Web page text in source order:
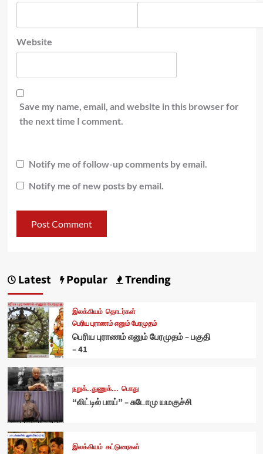
Website
Save my name, email, and website in this browser for
the next time I comment.
Notify me of follow-up comments by email.
Notify me of new posts by email.
Latest Popular Trending
இலக்கியம் தொடர்கள்
பெரிய புராணம் எனும் பேரமுதம்
பெரிய புராணம் எனும் பேரமுதம் – பகுதி
– 41
நறுக்..துணுக்... பொது
“லிட்டில் பாய்” – சுடோமு யமகுச்சி
இலக்கியம் கட்டுரைகள்